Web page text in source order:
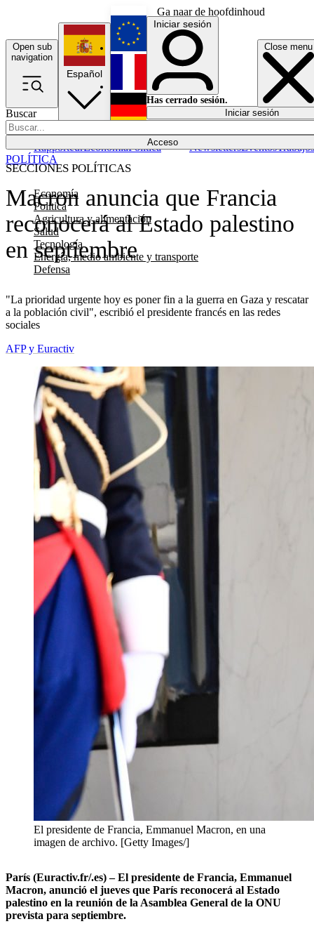
Ga naar de hoofdinhoud
Open sub
navigation
Close menu
Buscar
Acceso
SECCIONES POLÍTICAS
Economía
Política
Agricultura y alimentación
Salud
Tecnología
Energía, medio ambiente y transporte
Defensa
RapporteurEconomíaPolítica NewslettersEventosTrabajos
Español
English
Français
Iniciar sesión
Has cerrado sesión.
Iniciar sesión
Macron anuncia que Francia
reconocerá al Estado palestino
en septiembre
"La prioridad urgente hoy es poner fin a la guerra en Gaza y rescatar
a la población civil", escribió el presidente francés en las redes
sociales
POLÍTICA
AFP y Euractiv
El presidente de Francia, Emmanuel Macron, en una
imagen de archivo. [Getty Images/]
París (Euractiv.fr/.es) – El presidente de Francia, Emmanuel
Macron, anunció el jueves que París reconocerá al Estado
palestino en la reunión de la Asamblea General de la ONU
prevista para septiembre.